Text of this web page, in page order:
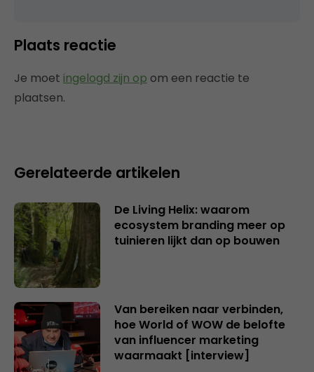
Plaats reactie
Je moet ingelogd zijn op om een reactie te
plaatsen.
Gerelateerde artikelen
De Living Helix: waarom
ecosystem branding meer op
tuinieren lijkt dan op bouwen
Van bereiken naar verbinden,
hoe World of WOW de belofte
van influencer marketing
waarmaakt [interview]